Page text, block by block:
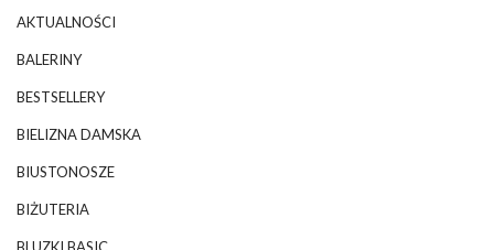
AKTUALNOŚCI
BALERINY
BESTSELLERY
BIELIZNA DAMSKA
BIUSTONOSZE
BIŻUTERIA
BLUZKI BASIC